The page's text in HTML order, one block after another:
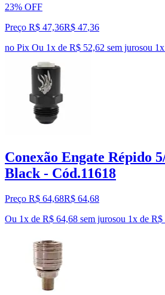
23% OFF
Preço R$ 47,36R$ 47,36
no Pix Ou 1x de R$ 52,62 sem jurosou 1
Conexão Engate Répido
Black - Cód.11618
Preço R$ 64,68R$ 64,68
Ou 1x de R$ 64,68 sem jurosou 1x de R$